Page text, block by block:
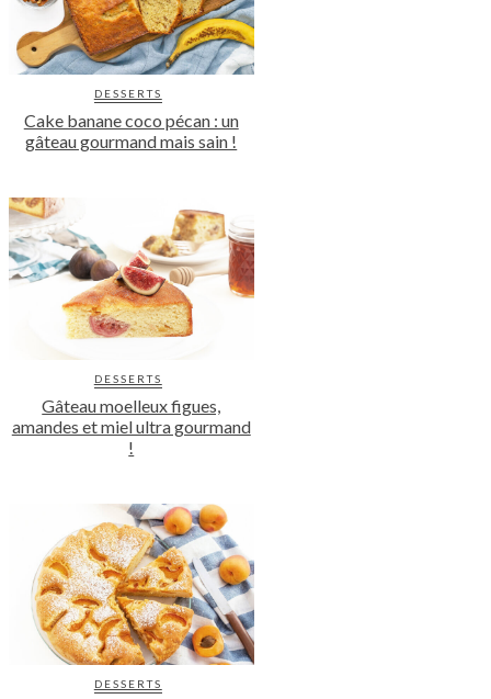
DESSERTS
Cake banane coco pécan : un
gâteau gourmand mais sain !
DESSERTS
Gâteau moelleux figues,
amandes et miel ultra gourmand
!
DESSERTS